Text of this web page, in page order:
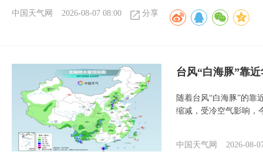
中国天气网 2026-08-07 08:00 分享
台风“白海豚”靠
随着台风“白海豚”的靠
缩减，受冷空气影响，
中国天气网 2026-08-